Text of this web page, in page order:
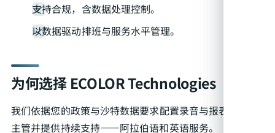
支持合规，含数据处理控制。
以数据驱动排班与服务水平管理。
为何选择 ECOLOR Technologies
我们依据您的政策与沙特数据要求配置录音与报表，培训
主管并提供持续支持——阿拉伯语和英语服务。